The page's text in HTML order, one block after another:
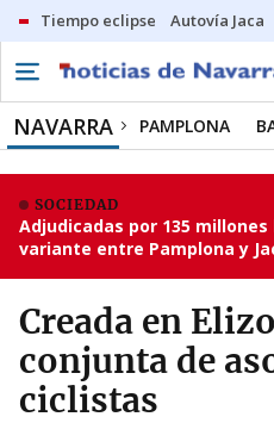
Tiempo eclipse Autovía Jaca
NAVARRA PAMPLONA
SOCIEDAD
Adjudicadas por 135
variante entre Pamplona y
Creada en
conjunta de
ciclistas